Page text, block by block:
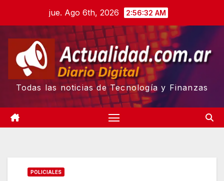
content
jue. Ago 6th, 2026 2:56:34 AM
Todas las noticias de Tecnología y Finanzas
POLICIALES